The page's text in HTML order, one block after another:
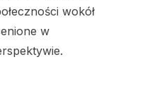
wokół
w